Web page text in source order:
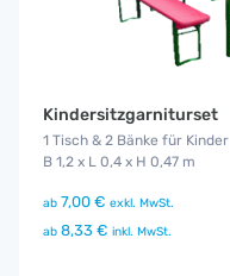
Kindersitzgarniturset
1 Tisch & 2 Bänke für Kinder
B 1,2 x L 0,4 x H 0,47 m
ab 7,00 € exkl. MwSt.
ab 8,33 € inkl. MwSt.